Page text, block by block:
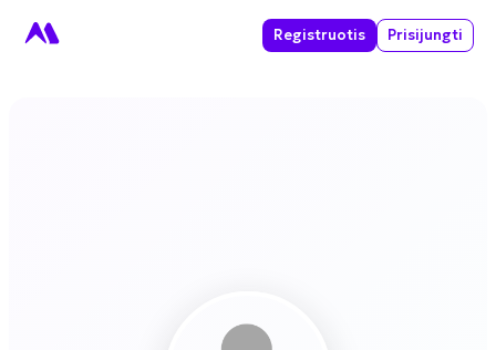
Registruotis Prisijungti